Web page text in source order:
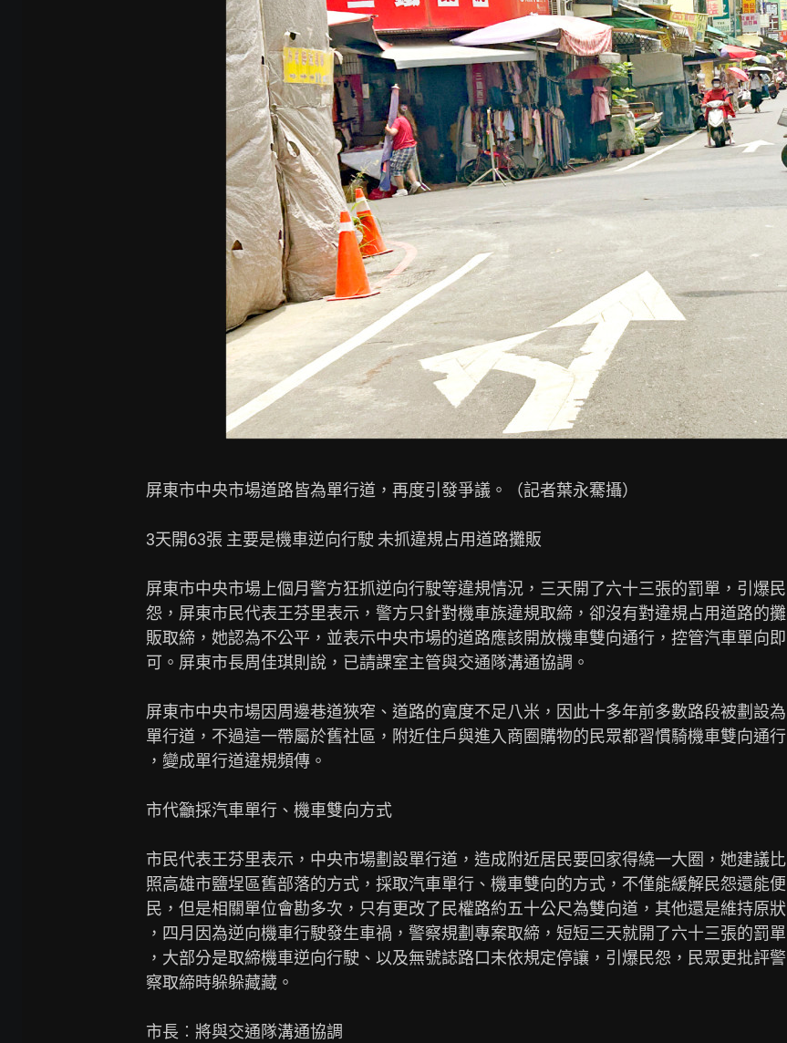
屏東市中央市場道路皆為單行道，再度引發爭議。（記者葉永騫攝）
3天開63張 主要是機車逆向行駛 未抓違規占用道路攤販
屏東市中央市場上個月警方狂抓逆向行駛等違規情況，三天開了六十三張的罰單，引爆民
怨，屏東市民代表王芬里表示，警方只針對機車族違規取締，卻沒有對違規占用道路的攤
販取締，她認為不公平，並表示中央市場的道路應該開放機車雙向通行，控管汽車單向即
可。屏東市長周佳琪則說，已請課室主管與交通隊溝通協調。
屏東市中央市場因周邊巷道狹窄、道路的寬度不足八米，因此十多年前多數路段被劃設為
單行道，不過這一帶屬於舊社區，附近住戶與進入商圈購物的民眾都習慣騎機車雙向通行
，變成單行道違規頻傳。
市代籲採汽車單行、機車雙向方式
市民代表王芬里表示，中央市場劃設單行道，造成附近居民要回家得繞一大圈，她建議比
照高雄市鹽埕區舊部落的方式，採取汽車單行、機車雙向的方式，不僅能緩解民怨還能便
民，但是相關單位會勘多次，只有更改了民權路約五十公尺為雙向道，其他還是維持原狀
，四月因為逆向機車行駛發生車禍，警察規劃專案取締，短短三天就開了六十三張的罰單
，大部分是取締機車逆向行駛、以及無號誌路口未依規定停讓，引爆民怨，民眾更批評警
察取締時躲躲藏藏。
市長︰將與交通隊溝通協調